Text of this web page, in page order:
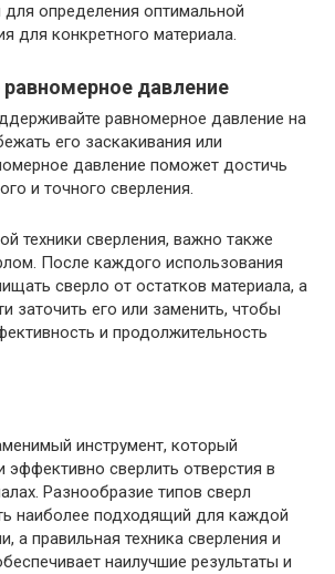
определения оптимальной
для конкретного материала.
давление
равномерное давление на
его заскакивания или
давление поможет достичь
и точного сверления.
техники сверления, важно также
После каждого использования
сверло от остатков материала, а
заточить его или заменить, чтобы
и продолжительность
инструмент, который
эффективно сверлить отверстия в
Разнообразие типов сверл
наиболее подходящий для каждой
а правильная техника сверления и
наилучшие результаты и